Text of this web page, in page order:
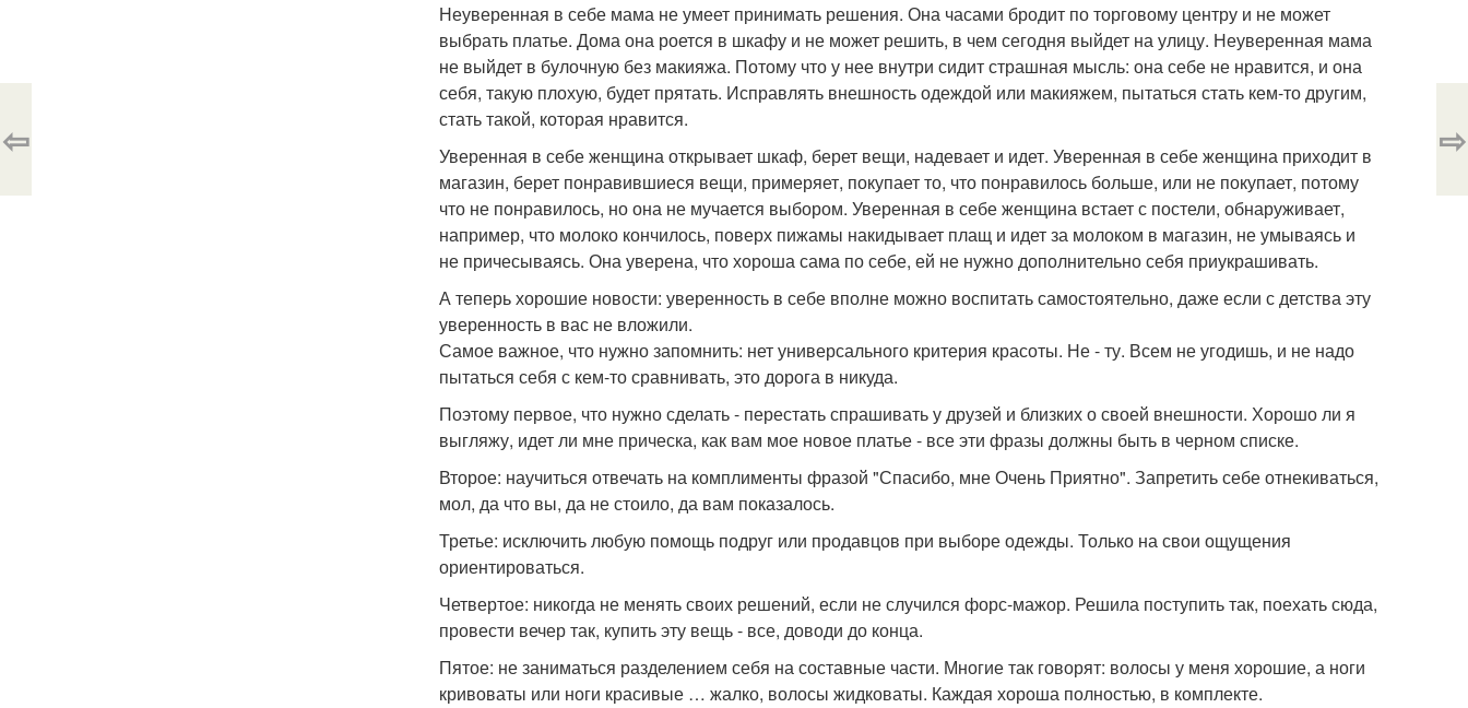
Неуверенная в себе мама не умеет принимать решения. Она часами бродит по торговому центру и не может
выбрать платье. Дома она роется в шкафу и не может решить, в чем сегодня выйдет на улицу. Неуверенная мама
не выйдет в булочную без макияжа. Потому что у нее внутри сидит страшная мысль: она себе не нравится, и она
себя, такую плохую, будет прятать. Исправлять внешность одеждой или макияжем, пытаться стать кем-то другим,
стать такой, которая нравится.
Уверенная в себе женщина открывает шкаф, берет вещи, надевает и идет. Уверенная в себе женщина приходит в
магазин, берет понравившиеся вещи, примеряет, покупает то, что понравилось больше, или не покупает, потому
что не понравилось, но она не мучается выбором. Уверенная в себе женщина встает с постели, обнаруживает,
например, что молоко кончилось, поверх пижамы накидывает плащ и идет за молоком в магазин, не умываясь и
не причесываясь. Она уверена, что хороша сама по себе, ей не нужно дополнительно себя приукрашивать.
А теперь хорошие новости: уверенность в себе вполне можно воспитать самостоятельно, даже если с детства эту
уверенность в вас не вложили.
Самое важное, что нужно запомнить: нет универсального критерия красоты. Не - ту. Всем не угодишь, и не надо
пытаться себя с кем-то сравнивать, это дорога в никуда.
Поэтому первое, что нужно сделать - перестать спрашивать у друзей и близких о своей внешности. Хорошо ли я
выгляжу, идет ли мне прическа, как вам мое новое платье - все эти фразы должны быть в черном списке.
Второе: научиться отвечать на комплименты фразой "Спасибо, мне Очень Приятно". Запретить себе отнекиваться,
мол, да что вы, да не стоило, да вам показалось.
Третье: исключить любую помощь подруг или продавцов при выборе одежды. Только на свои ощущения
ориентироваться.
Четвертое: никогда не менять своих решений, если не случился форс-мажор. Решила поступить так, поехать сюда,
провести вечер так, купить эту вещь - все, доводи до конца.
Пятое: не заниматься разделением себя на составные части. Многие так говорят: волосы у меня хорошие, а ноги
кривоваты или ноги красивые … жалко, волосы жидковаты. Каждая хороша полностью, в комплекте.
⇦ ⇨